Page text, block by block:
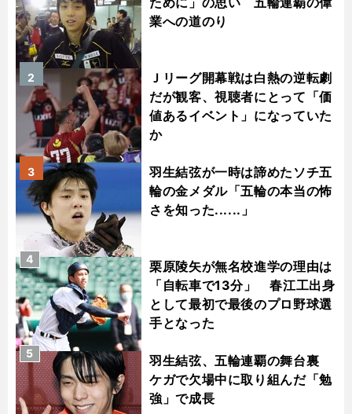
業への道のり
Ｊリーグ開幕戦は白熱の逆転劇
だが観客、視聴者にとって「価
値あるイベント」になっていた
か
2
羽生結弦が一時は諦めたソチ五
輪の金メダル「五輪の本当の怖
さを知った......」
3
栗原陵矢が無名校進学の理由は
「自転車で13分」 春江工出身
として最初で最後のプロ野球選
手となった
4
羽生結弦、五輪連覇の舞台裏
ケガで欠場中に取り組んだ「勉
強」で成長
5